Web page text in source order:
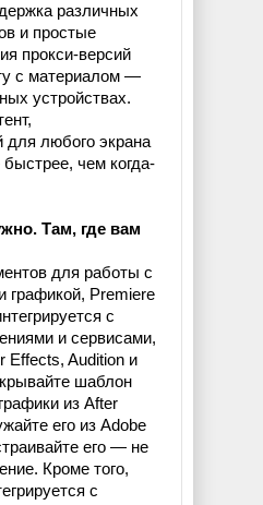
различных
и простые
прокси-версий
с материалом —
устройствах.
для любого экрана
чем когда-
Там, где вам
для работы с
графикой, Premiere
с
и сервисами,
Effects, Audition и
шаблон
из After
его из Adobe
его — не
Кроме того,
с